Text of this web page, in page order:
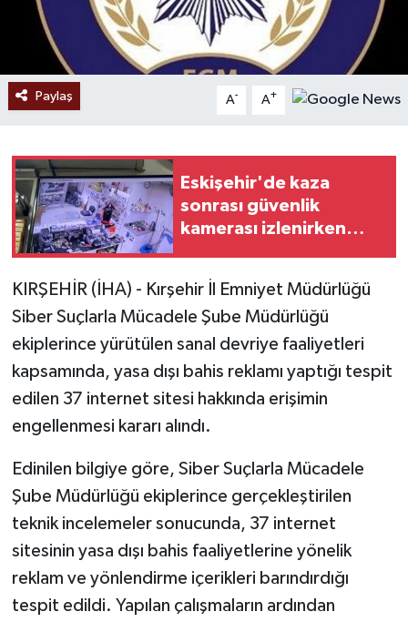
Paylaş A- A+
Eskişehir'de kaza
sonrası güvenlik
kamerası izlenirken
KIRŞEHİR (İHA) - Kırşehir İl Emniyet Müdürlüğü
Siber Suçlarla Mücadele Şube Müdürlüğü
ekiplerince yürütülen sanal devriye faaliyetleri
kapsamında, yasa dışı bahis reklamı yaptığı tespit
edilen 37 internet sitesi hakkında erişimin
engellenmesi kararı alındı.
Edinilen bilgiye göre, Siber Suçlarla Mücadele
Şube Müdürlüğü ekiplerince gerçekleştirilen
teknik incelemeler sonucunda, 37 internet
sitesinin yasa dışı bahis faaliyetlerine yönelik
reklam ve yönlendirme içerikleri barındırdığı
tespit edildi. Yapılan çalışmaların ardından